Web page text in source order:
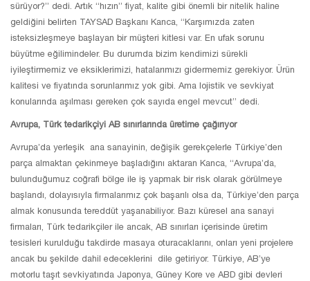
sürüyor?” dedi. Artık “hızın” fiyat, kalite gibi önemli bir nitelik haline
geldiğini belirten TAYSAD Başkanı Kanca, “Karşımızda zaten
isteksizleşmeye başlayan bir müşteri kitlesi var. En ufak sorunu
büyütme eğilimindeler. Bu durumda bizim kendimizi sürekli
iyileştirmemiz ve eksiklerimizi, hatalarımızı gidermemiz gerekiyor. Ürün
kalitesi ve fiyatında sorunlarımız yok gibi. Ama lojistik ve sevkiyat
konularında aşılması gereken çok sayıda engel mevcut” dedi.
Avrupa, Türk tedarikçiyi AB sınırlarında üretime çağırıyor
Avrupa’da yerleşik ana sanayinin, değişik gerekçelerle Türkiye’den
parça almaktan çekinmeye başladığını aktaran Kanca, “Avrupa’da,
bulunduğumuz coğrafi bölge ile iş yapmak bir risk olarak görülmeye
başlandı, dolayısıyla firmalarımız çok başarılı olsa da, Türkiye’den parça
almak konusunda tereddüt yaşanabiliyor. Bazı küresel ana sanayi
firmaları, Türk tedarikçiler ile ancak, AB sınırları içerisinde üretim
tesisleri kurulduğu takdirde masaya oturacaklarını, onları yeni projelere
ancak bu şekilde dahil edeceklerini dile getiriyor. Türkiye, AB’ye
motorlu taşıt sevkiyatında Japonya, Güney Kore ve ABD gibi devleri